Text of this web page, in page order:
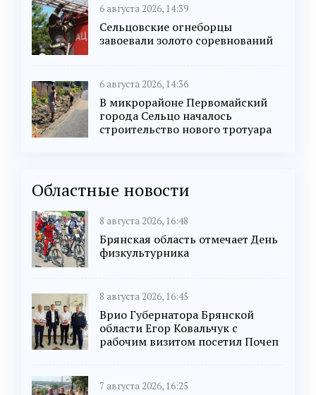
6 августа 2026, 14:39
Сельцовские огнеборцы
завоевали золото соревнований
6 августа 2026, 14:36
В микрорайоне Первомайский
города Сельцо началось
строительство нового тротуара
Областные новости
8 августа 2026, 16:48
Брянская область отмечает День
физкультурника
8 августа 2026, 16:45
Врио Губернатора Брянской
области Егор Ковальчук с
рабочим визитом посетил Почеп
7 августа 2026, 16:25